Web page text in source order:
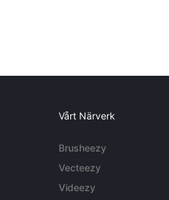
Vårt Närverk
Brusheezy
Vecteezy
Videezy